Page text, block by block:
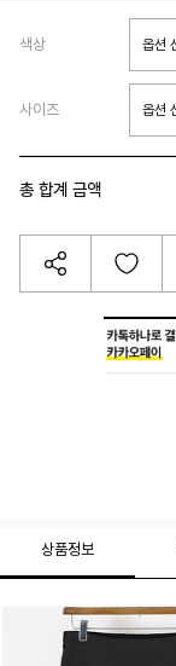
색상
사이즈
총 합계 금액
상품정보